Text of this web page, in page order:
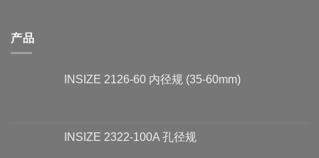
产品
INSIZE 2126-60 内径规 (35-60mm)
INSIZE 2322-100A 孔径规